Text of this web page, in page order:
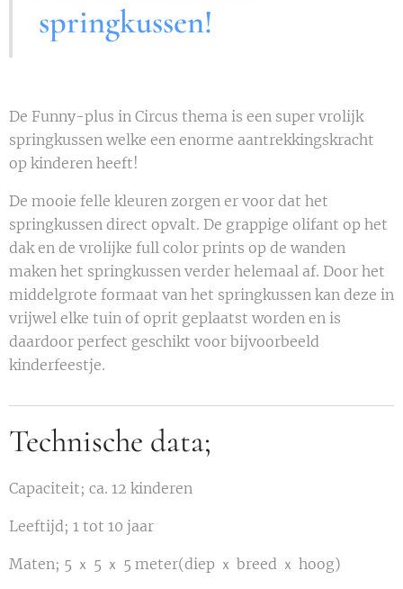
springkussen!
De Funny-plus in Circus thema is een super vrolijk
springkussen welke een enorme aantrekkingskracht
op kinderen heeft!
De mooie felle kleuren zorgen er voor dat het
springkussen direct opvalt. De grappige olifant op het
dak en de vrolijke full color prints op de wanden
maken het springkussen verder helemaal af. Door het
middelgrote formaat van het springkussen kan deze in
vrijwel elke tuin of oprit geplaatst worden en is
daardoor perfect geschikt voor bijvoorbeeld
kinderfeestje.
Technische data;
Capaciteit; ca. 12 kinderen
Leeftijd; 1 tot 10 jaar
Maten; 5 ｘ 5 ｘ 5 meter(diep ｘ breed ｘ hoog)